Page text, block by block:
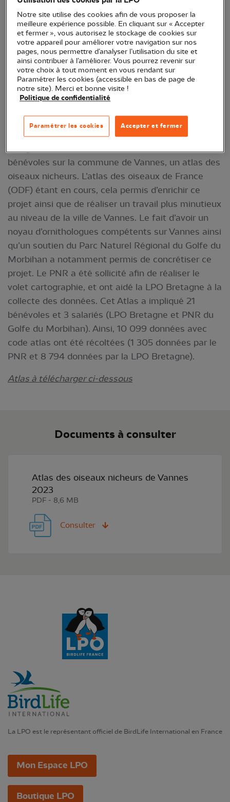
En 2023, Estéban Vilboux et Corentin Morvan,
bénévoles sur la commune de Vannes, un atlas des
oiseaux nicheurs. L’atlas des oiseaux de France
(ODF) étant en cours, cela permis d’enrichir ce
projet ainsi que de réaliser un travail plus minutieux
au niveau de la ville de Vannes. Le fait d’avoir un
noyau d’ornithologues compétents sur Vannes ainsi
qu’un soutien du Parc Naturel Régional du Golfe du
Morbihan a notamment permis de concrétiser ce
projet. Le PNR a été sollicité afin de réaliser le
volet cartographie, et ont aidé la LPO Bretagne à la
collecte des données. Cet Atlas a impliqué 21
bénévoles et 3 salariés (LPO Bretagne et PNR du
Golfe du Morbihan). Ainsi, 10 099 données avec
code atlas ont été récoltées (1 305 données par le
PNR et 8 794 données par la LPO Bretagne).
Atlas à télécharger ci-dessous
Documents à consulter
Atlas des oiseaux nicheurs de Vannes
2023
PDF - 8,6 MB
Consulter
La LPO est le représentant officiel de BirdLife International en France
Mon Espace LPO
Boutique LPO
Notre site utilise des cookies afin de vous proposer la
meilleure expérience possible. En cliquant sur « Accepter
et fermer », vous autorisez le stockage de cookies sur
votre appareil pour améliorer votre navigation sur nos
pages, nous permettre d’analyser l’utilisation du site et
ainsi contribuer à l’améliorer. Vous pourrez revenir sur
votre choix à tout moment en vous rendant sur
Paramétrer les cookies (accessible en bas de page de
notre site). Merci et bonne visite !
Politique de confidentialité
Accepter et fermer
Paramétrer les cookies